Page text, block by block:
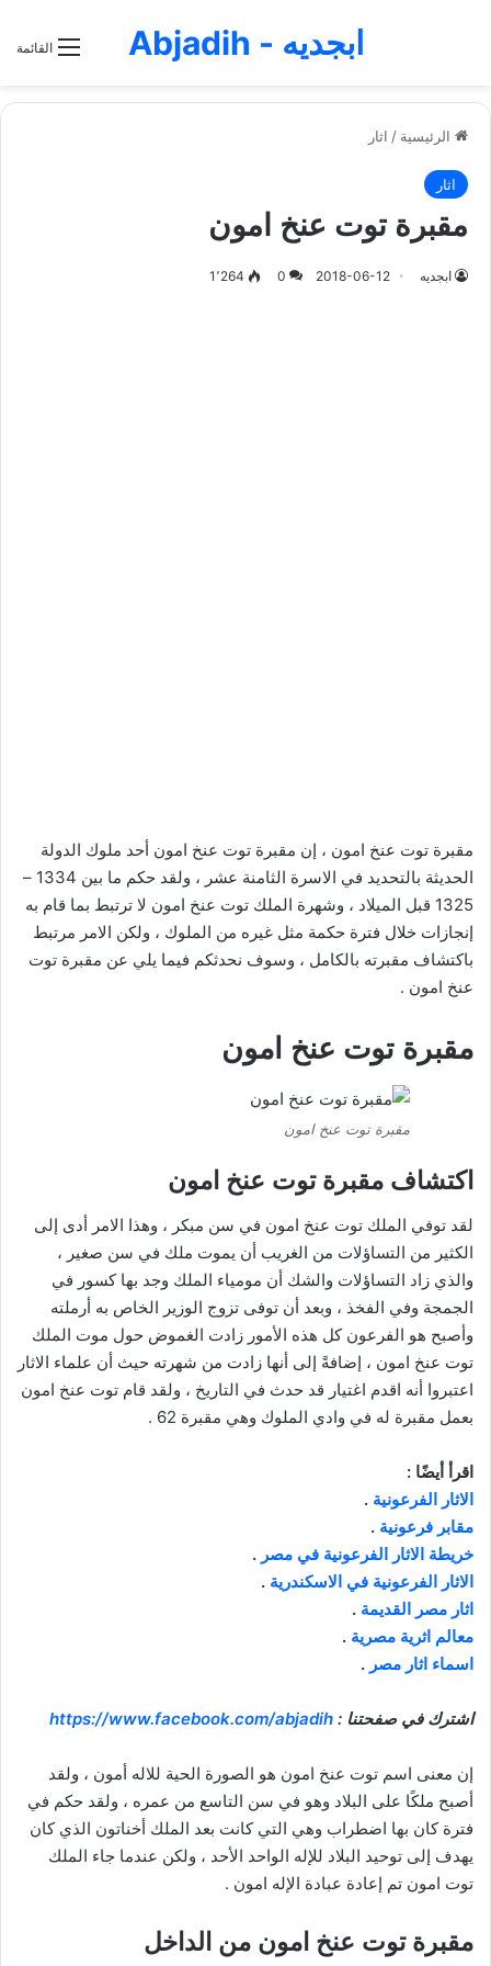
القائمة ابجديه - Abjadih
الرئيسية / اثار
اثار
مقبرة توت عنخ امون
ابجديه 2018-06-12
0 1٬264
مقبرة توت عنخ امون ، إن مقبرة توت عنخ امون أحد ملوك الدولة
الحديثة بالتحديد في الاسرة الثامنة عشر ، ولقد حكم ما بين 1334 –
1325 قبل الميلاد ، وشهرة الملك توت عنخ امون لا ترتبط بما قام به
إنجازات خلال فترة حكمة مثل غيره من الملوك ، ولكن الامر مرتبط
باكتشاف مقبرته بالكامل ، وسوف نحدثكم فيما يلي عن مقبرة توت
عنخ امون .
مقبرة توت عنخ امون
مقبرة توت عنخ امون
اكتشاف مقبرة توت عنخ امون
لقد توفي الملك توت عنخ امون في سن مبكر ، وهذا الامر أدى إلى
الكثير من التساؤلات من الغريب أن يموت ملك في سن صغير ،
والذي زاد التساؤلات والشك أن مومياء الملك وجد بها كسور في
الجمجة وفي الفخذ ، وبعد أن توفى تزوج الوزير الخاص به أرملته
وأصبح هو الفرعون كل هذه الأمور زادت الغموض حول موت الملك
توت عنخ امون ، إضافةً إلى أنها زادت من شهرته حيث أن علماء الاثار
اعتبروا أنه اقدم اغتيار قد حدث في التاريخ ، ولقد قام توت عنخ امون
بعمل مقبرة له في وادي الملوك وهي مقبرة 62 .
اقرأ أيضًا :
الاثار الفرعونية .
مقابر فرعونية .
خريطة الاثار الفرعونية في مصر .
الاثار الفرعونية في الاسكندرية .
اثار مصر القديمة .
معالم اثرية مصرية .
اسماء اثار مصر .
اشترك في صفحتنا : https://www.facebook.com/abjadih
إن معنى اسم توت عنخ امون هو الصورة الحية للاله أمون ، ولقد
أصبح ملكًا على البلاد وهو في سن التاسع من عمره ، ولقد حكم في
فترة كان بها اضطراب وهي التي كانت بعد الملك أخناتون الذي كان
يهدف إلى توحيد البلاد للإله الواحد الأحد ، ولكن عندما جاء الملك
توت امون تم إعادة عبادة الإله امون .
مقبرة توت عنخ امون من الداخل